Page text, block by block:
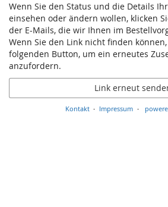
Wenn Sie den Status und die Details
einsehen oder ändern wollen, klicken
der E-Mails, die wir Ihnen im
Wenn Sie den Link nicht finden
folgenden Button, um ein erneutes
anzufordern.
Link erneut
Kontakt Impressum